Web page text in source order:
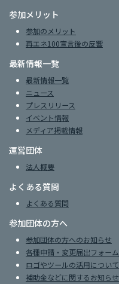
参加メリット
参加のメリット
再エネ100宣言後の反響
最新情報一覧
最新情報一覧
ニュース
プレスリリース
イベント情報
メディア掲載情報
運営団体
法人概要
よくある質問
よくある質問
参加団体の方へ
参加団体の方へのお知らせ
各種申請・変更届出フォーム
ロゴやツールの活用について
補助金などに関するお知らせ